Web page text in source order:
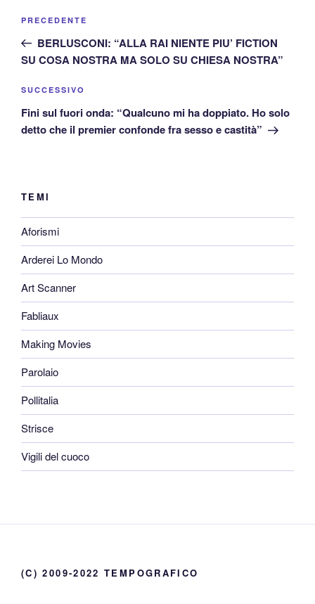
Articolo
precedente:
PRECEDENTE
BERLUSCONI: “ALLA RAI NIENTE PIU’ FICTION
SU COSA NOSTRA MA SOLO SU CHIESA NOSTRA”
Articolo
successivo
SUCCESSIVO
Fini sul fuori onda: “Qualcuno mi ha doppiato. Ho solo
detto che il premier confonde fra sesso e castità”
TEMI
Aforismi
Arderei Lo Mondo
Art Scanner
Fabliaux
Making Movies
Parolaio
Pollitalia
Strisce
Vigili del cuoco
(C) 2009-2022 TEMPOGRAFICO